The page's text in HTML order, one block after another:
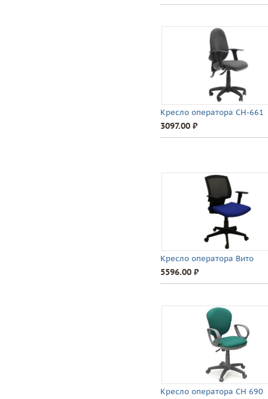
Кресло оператора CH-661
3097.00 ⃏
Кресло оператора Вито
5596.00 ⃏
Кресло оператора CH 690